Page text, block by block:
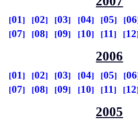
01 02 03 04 05
06
07
08 09 10 11 12
2006
01 02 03 04 05
06
07
08 09 10 11 12
2005